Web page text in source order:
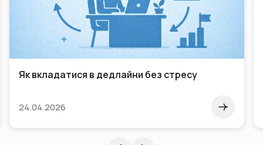
Тайм-менеджмент для власників і керівників
24.05.2015